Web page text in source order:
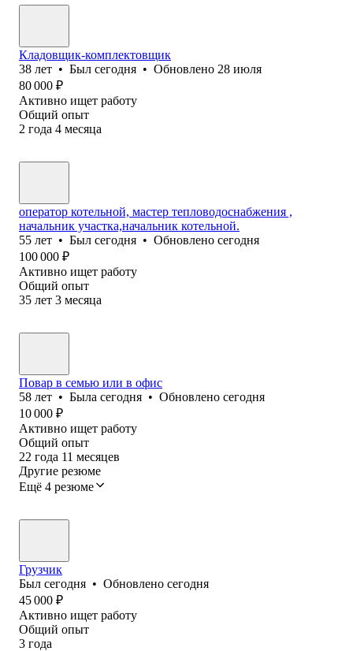
Кладовщик-комплектовщик
38 лет • Был сегодня • Обновлено 28 июля
80 000 ₽
Активно ищет работу
Общий опыт
2 года 4 месяца
оператор котельной, мастер тепловодоснабжения ,
начальник участка,начальник котельной.
55 лет • Был сегодня • Обновлено сегодня
100 000 ₽
Активно ищет работу
Общий опыт
35 лет 3 месяца
Повар в семью или в офис
58 лет • Была сегодня • Обновлено сегодня
10 000 ₽
Активно ищет работу
Общий опыт
22 года 11 месяцев
Другие резюме
Ещё 4 резюме
Грузчик
Был сегодня • Обновлено сегодня
45 000 ₽
Активно ищет работу
Общий опыт
3 года